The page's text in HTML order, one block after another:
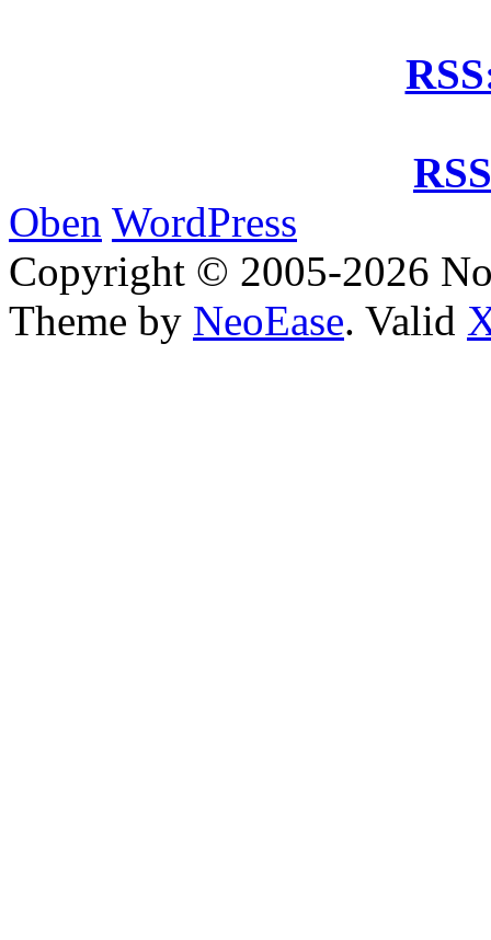
Oben WordPress
Copyright © 2005-2026
Theme by NeoEase. Valid